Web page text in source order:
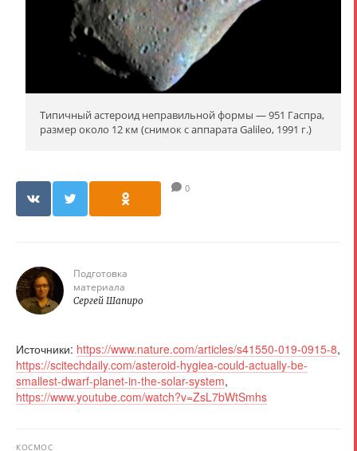
Типичный астероид неправильной формы — 951 Гаспра,
размер около 12 км (снимок с аппарата Galileo, 1991 г.)
0
Подготовка
материала
Сергей Шапиро
Источники: https://www.nature.com/articles/s41550-019-0915-8,
https://scitechdaily.com/asteroid-hygiea-could-actually-be-
smallest-dwarf-planet-in-the-solar-system,
https://www.youtube.com/watch?v=ZsL7bWtSmhs
КОСМОС